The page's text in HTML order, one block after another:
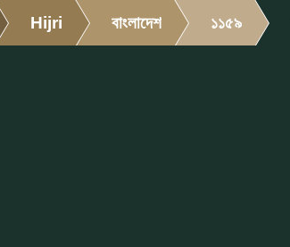
Hijri বাংলাদেশ ১১৫৯